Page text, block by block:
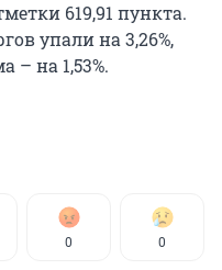
619,91 пункта.
упали на 3,26%,
– на 1,53%.
0 0